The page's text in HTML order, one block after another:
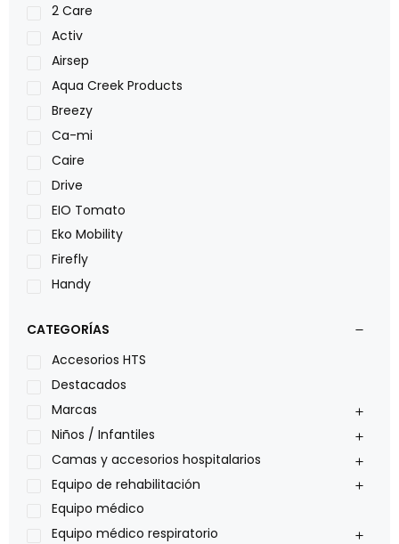
2 Care
Activ
Airsep
Aqua Creek Products
Breezy
Ca-mi
Caire
Drive
EIO Tomato
Eko Mobility
Firefly
Handy
Leggero
Lumex
Medical Store
Nidek
Oxiplus
Philips
Pride
Roho
Sillas de ruedas Everest Jennings
CATEGORÍAS
Accesorios HTS
Destacados
Marcas
Niños / Infantiles
Camas y accesorios hospitalarios
Equipo de rehabilitación
Equipo médico
Equipo médico respiratorio